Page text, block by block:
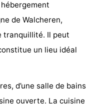
de Walcheren,
tranquillité. Il peut
un lieu idéal
d’une salle de bains
ouverte. La cuisine